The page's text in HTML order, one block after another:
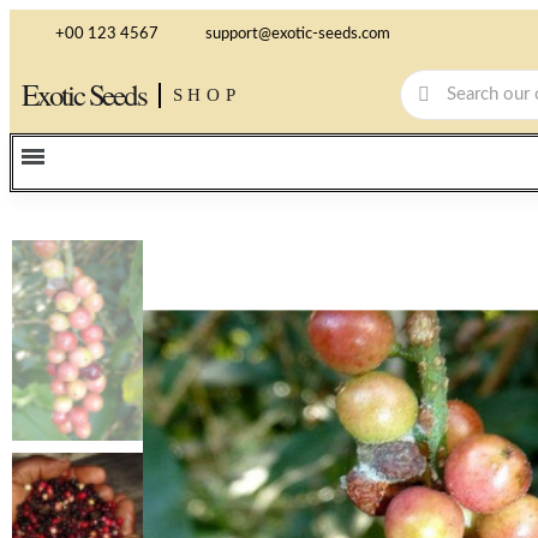
+00 123 4567 support@exotic-seeds.com
Exotic Seeds SHOP